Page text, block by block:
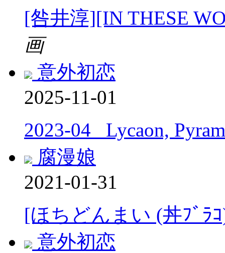
[咎井淳][IN THESE
画
意外初恋
2025-11-01
2023-04_ Lycaon,
腐漫娘
2021-01-31
[ほちどんまい (丼ﾌﾞﾗ
意外初恋